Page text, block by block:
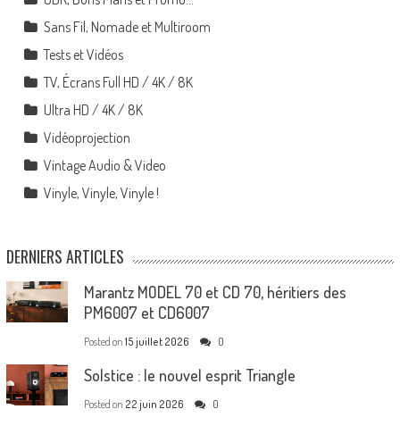
Sans Fil, Nomade et Multiroom
Tests et Vidéos
TV, Écrans Full HD / 4K / 8K
Ultra HD / 4K / 8K
Vidéoprojection
Vintage Audio & Video
Vinyle, Vinyle, Vinyle !
DERNIERS ARTICLES
Marantz MODEL 70 et CD 70, héritiers des
PM6007 et CD6007
Posted on 15 juillet 2026 0
Solstice : le nouvel esprit Triangle
Posted on 22 juin 2026 0